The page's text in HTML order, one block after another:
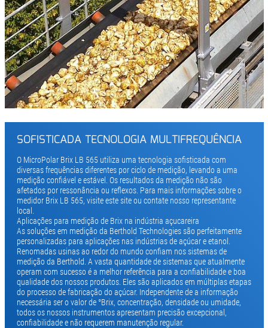
SOFISTICADA TECNOLOGIA MULTIFREQUÊNCIA
O MicroPolar Brix LB 565 utiliza uma tecnologia sofisticada com
diversas frequências diferentes por ciclo de medição, levando a uma
medição confiável e estável. Os resultados da medição não são
afetados por ressonância ou reflexos. Para mais informações sobre o
medidor Brix LB 565, visite este site ou contate nosso representante
local.
Aplicações para medição de Brix na indústria açucareira
As soluções em medição da Berthold Technologies são perfeitamente
personalizadas para aplicações nas indústrias de açúcar e etanol.
Renomadas usinas ao redor do mundo confiam nos sistemas de
medição da Berthold. A vasta quantidade de sistemas que atualmente
operam com sucesso é a melhor referência para a confiabilidade e boa
qualidade dos nossos produtos. Eles são aplicados em múltiplas etapas
do processo de fabricação do açúcar. Independente de a informação
necessária ser o valor de °Brix, concentração, densidade ou umidade,
todos os nossos instrumentos apresentam precisão excepcional,
confiabilidade e não requerem manutenção regular.